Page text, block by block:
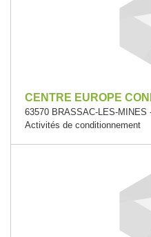
CENTRE EUROPE
63570 BRASSAC-LES-MINES
Activités de conditionnement